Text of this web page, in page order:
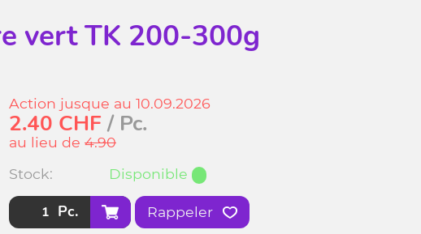
vert TK 200-300g
Action jusque au 10.09.2026
2.40 CHF / Pc.
au lieu de 4.90
Stock:
Disponible
Pc. Rappeler